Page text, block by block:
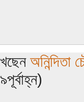
অনিন্দিতা